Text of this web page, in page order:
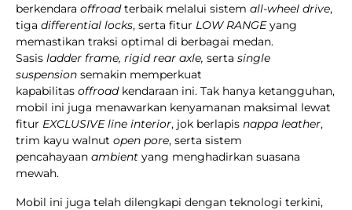
berkendara offroadterbaik melalui sistem all-wheel drive,
tiga differential locks, serta fitur LOW RANGEyang
memastikan traksi optimal di berbagai medan.
Sasis ladder frame, rigid rear axle, serta single
suspension semakin memperkuat
kapabilitas offroadkendaraan ini. Tak hanya ketangguhan,
mobil ini juga menawarkan kenyamanan maksimal lewat
fitur EXCLUSIVE line interior, jok berlapis nappa leather,
trim kayu walnut open pore, serta sistem
pencahayaan ambient yang menghadirkan suasana
mewah.
Mobil ini juga telah dilengkapi dengan teknologi terkini,